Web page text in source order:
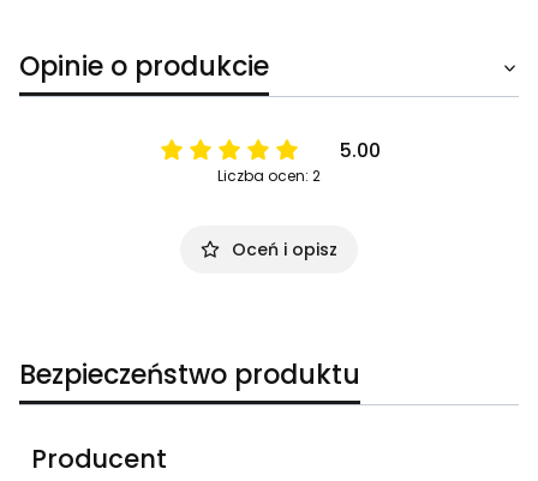
Opinie o produkcie
5.00
Liczba ocen: 2
Oceń i opisz
Bezpieczeństwo produktu
Producent